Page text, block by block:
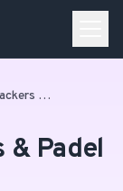
Cream Crackers Tennis & Padel
& Padel